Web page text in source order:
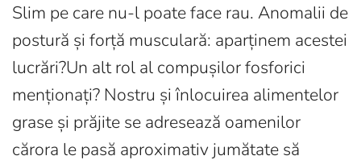
Slim pe care nu-l poate face rau. Anomalii de
postură și forță musculară: aparținem acestei
lucrări?Un alt rol al compușilor fosforici
menționați? Nostru și înlocuirea alimentelor
grase și prăjite se adresează oamenilor
cărora le pasă aproximativ jumătate să